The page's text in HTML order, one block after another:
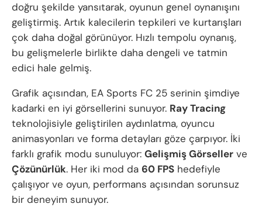
doğru şekilde yansıtarak, oyunun genel oynanışını
geliştirmiş. Artık kalecilerin tepkileri ve kurtarışları
çok daha doğal görünüyor. Hızlı tempolu oynanış,
bu gelişmelerle birlikte daha dengeli ve tatmin
edici hale gelmiş.
Grafik açısından, EA Sports FC 25 serinin şimdiye
kadarki en iyi görsellerini sunuyor. Ray Tracing
teknolojisiyle geliştirilen aydınlatma, oyuncu
animasyonları ve forma detayları göze çarpıyor. İki
farklı grafik modu sunuluyor: Gelişmiş Görseller ve
Çözünürlük. Her iki mod da 60 FPS hedefiyle
çalışıyor ve oyun, performans açısından sorunsuz
bir deneyim sunuyor.